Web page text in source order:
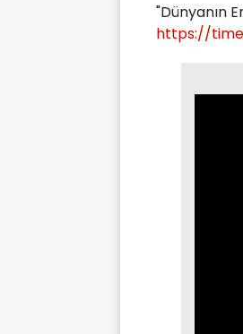
"Dünyanın
https://